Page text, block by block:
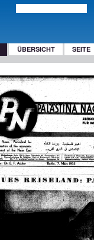
ÜBERSICHT SEITE